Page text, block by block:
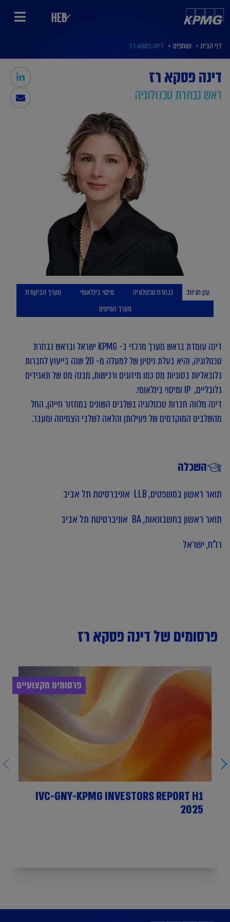
HEB
דף הבית > שותפים > דינה פסקא רז
דינה פסקא רז
ראש נבחרת טכנולוגיה
ענן תגיות: נבחרת טכנולוגיה מיסוי בינלאומי
מערך הביקורת
מערך המיסים
דינה עומדת בראש מערך מרכזי ב- KPMG ישראל ובראש נבחרת
טכנולוגיה, והיא בעלת ניסיון של למעלה מ- 20 שנה בייעוץ לחברות
גלובאליות בסוגיות מס כמו מיזוגים ורכישות, מבנה מס של תאגידים
גלובליים, IP ומיסוי בינלאומי.
דינה מלווה חברות טכנולוגיה בשלבים השונים במחזור חייהן, החל
מהשלבים המוקדמים של פעילותן והלאה לשלבי הצמיחה ומעבר.
השכלה
תואר ראשון במשפטים, LLB אוניברסיטת תל אביב
תואר ראשון בחשבונאות, BA אוניברסיטת תל אביב
רו"ח, ישראל
פרסומים של דינה פסקא רז
פרסומים מקצועיים
IVC-GNY-KPMG INVESTORS REPORT H1
2025